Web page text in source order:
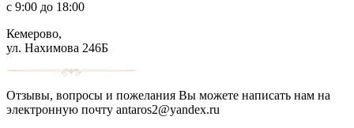
с 9:00 до 18:00
Кемерово,
ул. Нахимова 246Б
Отзывы, вопросы и пожелания Вы можете написать нам на
электронную почту antaros2@yandex.ru